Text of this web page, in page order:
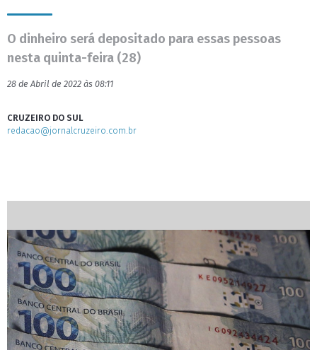
O dinheiro será depositado para essas pessoas
nesta quinta-feira (28)
28 de Abril de 2022 às 08:11
CRUZEIRO DO SUL
redacao@jornalcruzeiro.com.br